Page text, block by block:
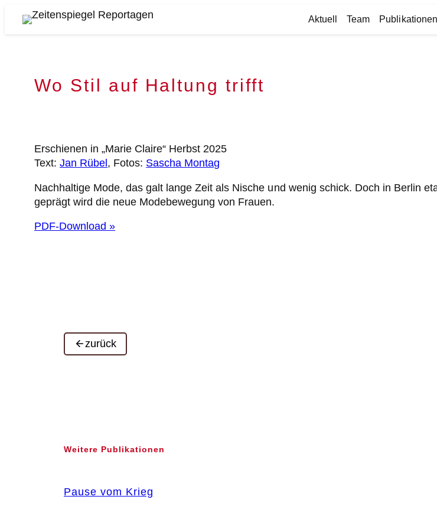
InhaltZeitenspiegel
Aktuell Team Publikationen
Wo Stil auf Haltung trifft
Erschienen in „Marie Claire“ Herbst 2025
Text:Jan Rübel , Fotos: Sascha Montag
Nachhaltige Mode, das galt lange Zeit als Nische und wenig schick. Doch in Berlin
geprägt wird die neue Modebewegung von Frauen.
PDF-Download »
zurück
Weitere Publikationen
Pause vom Krieg